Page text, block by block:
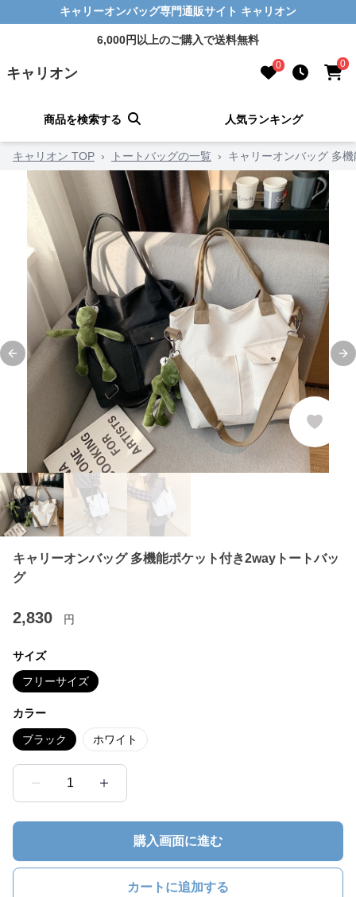
キャリーオンバッグ専門通販サイト キャリオン
6,000円以上のご購入で送料無料
キャリオン 0 0
商品を検索する 人気ランキング
キャリオン TOP › トートバッグの一覧 › キャリーオンバッグ 多
Previous slide
キャリーオンバッグ 多機能ポケット付き2wayトートバッ
グ
2,830 円
サイズ
フリーサイズ
カラー
ブラック ホワイト
1
購入画面に進む
カートに追加する